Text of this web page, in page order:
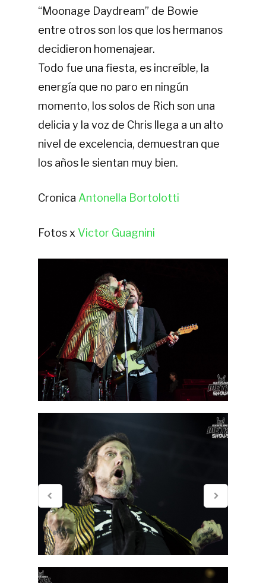
“Moonage Daydream” de Bowie
entre otros son los que los hermanos
decidieron homenajear.
Todo fue una fiesta, es increíble, la
energía que no paro en ningún
momento, los solos de Rich son una
delicia y la voz de Chris llega a un alto
nivel de excelencia, demuestran que
los años le sientan muy bien.
Cronica Antonella Bortolotti
Fotos x Victor Guagnini